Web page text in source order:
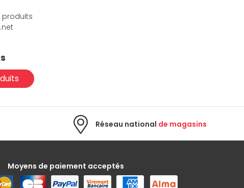
produits
Réseau national de magasins
Moyens de paiement acceptés